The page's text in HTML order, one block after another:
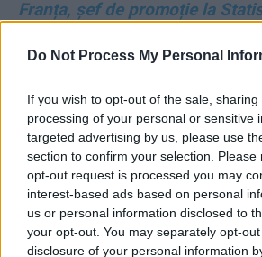
Do Not Process My Personal
If you wish to opt-out of the sale,
processing of your personal or sensitive
targeted advertising by us, please use
section to confirm your selection.
opt-out request is processed you may
interest-based ads based on personal
us or personal information disclosed to
your opt-out. You may separately opt-
disclosure of your personal information
Franța, șef de promoție la
la 4 ani am crescut la țară, în
spirit foarte liber. Acum susțin
politici liberale”
*RADU MIHAIL,
alegerile din 2000, în turul 2,